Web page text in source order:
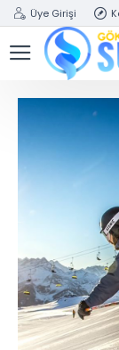
Üye Girişi